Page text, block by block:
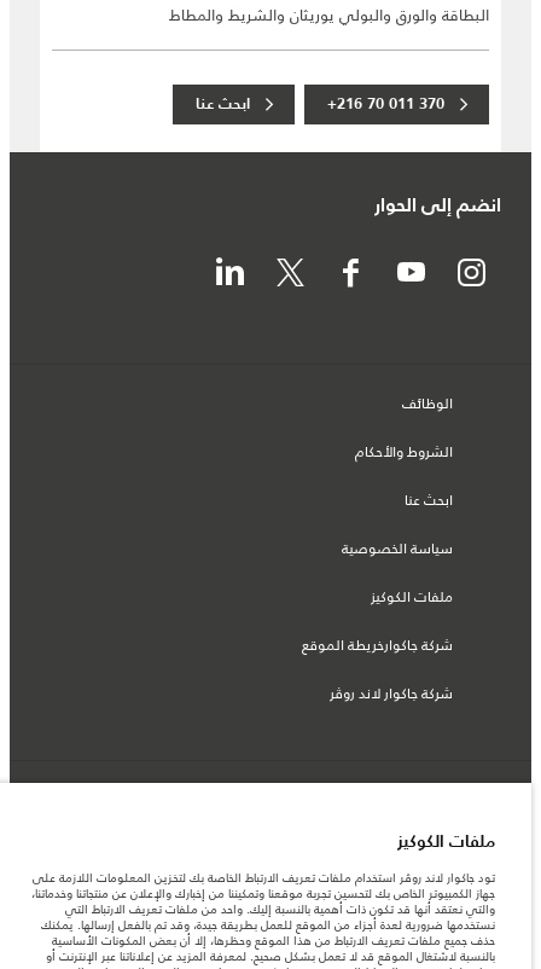
البطاقة والورق والبولي يوريثان والشريط والمطاط
+216 70 011 370 ابحث عنا
انضم إلى الحوار
الوظائف
الشروط والأحكام
ابحث عنا
سياسة الخصوصية
ملفات الكوكيز
شركة جاكوارخريطة الموقع
شركة جاكوار لاند روڤر
تونس, ألفا انترناسيونال تونس
المعلومات والمواصفات والأسعار والألوان المذكورة على هذا الموقع قد تختلف من بلد إلى
آخر، كما أنّها قد تتغير بدون إشعار مسبق. الرجاء التواصل مع وكيلنا المحلي للتأكد من توفّرها
والتحقق من الأسعار.
الأرقام المقدمة هي نتيجة لاختبارات المصنع الرسمية وفقاً لتشريعات الاتحاد الأوروبي. قد
يتباين استهلك الوقود الفعلي للمركبة عن ذلك المتحقق في تلك الاختبارات كما أن هذه
الأرقام بغرض المقارنة فحسب.
ملفات الكوكيز
تود جاكوار لاند روڤر استخدام ملفات تعريف الارتباط الخاصة بك لتخزين المعلومات اللازمة على
جهاز الكمبيوتر الخاص بك لتحسين تجربة موقعنا وتمكيننا من إخبارك والإعلان عن منتجاتنا وخدماتنا،
والتي نعتقد أنها قد تكون ذات أهمية بالنسبة إليك. واحد من ملفات تعريف الارتباط التي
نستخدمها ضرورية لعدة أجزاء من الموقع للعمل بطريقة جيدة، وقد تم بالفعل إرسالها. يمكنك
حذف جميع ملفات تعريف الارتباط من هذا الموقع وحظرها، إلا أن بعض المكونات الأساسية
بالنسبة لاشتغال الموقع قد لا تعمل بشكل صحيح. لمعرفة المزيد عن إعلاناتنا عبر الإنترنت أو